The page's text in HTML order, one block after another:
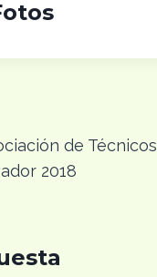
de Técnicos
2018